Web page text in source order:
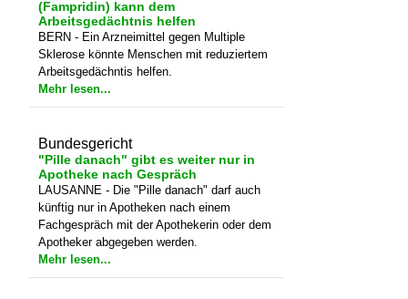
Medikament (Fampridin)
Multiple-Sklerose-Medikament
(Fampridin) kann dem
Arbeitsgedächtnis helfen
BERN - Ein Arzneimittel gegen Multiple
Sklerose könnte Menschen mit reduziertem
Arbeitsgedächntis helfen.
Bundesgericht
"Pille danach" gibt es weiter nur in
Apotheke nach Gespräch
LAUSANNE - Die "Pille danach" darf auch
künftig nur in Apotheken nach einem
Fachgespräch mit der Apothekerin oder dem
Apotheker abgegeben werden.